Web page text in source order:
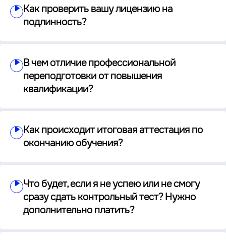
Как проверить вашу лицензию на
подлинность?
В чем отличие профессиональной
переподготовки от повышения
квалификации?
Как происходит итоговая аттестация по
окончанию обучения?
Что будет, если я не успею или не смогу
сразу сдать контрольный тест? Нужно
дополнительно платить?